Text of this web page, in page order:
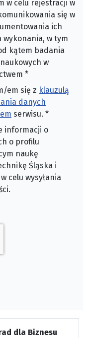
w celu rejestracji w
się w
ich
w tym
kątem badania
w
*
em się z klauzulą
danych
serwisu. *
informacji o
o profilu
naukę
Śląska i
celu wysyłania
dla Biznesu